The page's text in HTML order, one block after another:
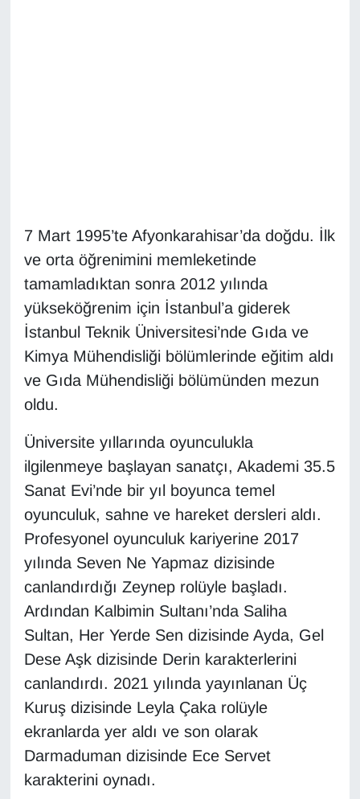
7 Mart 1995’te Afyonkarahisar’da doğdu. İlk
ve orta öğrenimini memleketinde
tamamladıktan sonra 2012 yılında
yükseköğrenim için İstanbul’a giderek
İstanbul Teknik Üniversitesi’nde Gıda ve
Kimya Mühendisliği bölümlerinde eğitim aldı
ve Gıda Mühendisliği bölümünden mezun
oldu.
Üniversite yıllarında oyunculukla
ilgilenmeye başlayan sanatçı, Akademi 35.5
Sanat Evi’nde bir yıl boyunca temel
oyunculuk, sahne ve hareket dersleri aldı.
Profesyonel oyunculuk kariyerine 2017
yılında Seven Ne Yapmaz dizisinde
canlandırdığı Zeynep rolüyle başladı.
Ardından Kalbimin Sultanı’nda Saliha
Sultan, Her Yerde Sen dizisinde Ayda, Gel
Dese Aşk dizisinde Derin karakterlerini
canlandırdı. 2021 yılında yayınlanan Üç
Kuruş dizisinde Leyla Çaka rolüyle
ekranlarda yer aldı ve son olarak
Darmaduman dizisinde Ece Servet
karakterini oynadı.
Emlak
En çok konuşulanlar
GENEL
Güncel
Gündem
Haber
HABERDE İNSAN
İngilizce
Kadın
Kamu Alımları
Kim Kimdir?
Kültür & Sanat
KURDÎ
MAGAZİN